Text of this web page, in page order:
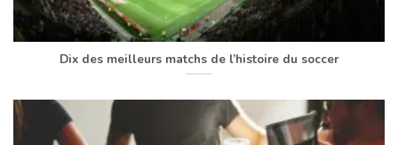
Dix des meilleurs matchs de l’histoire du soccer